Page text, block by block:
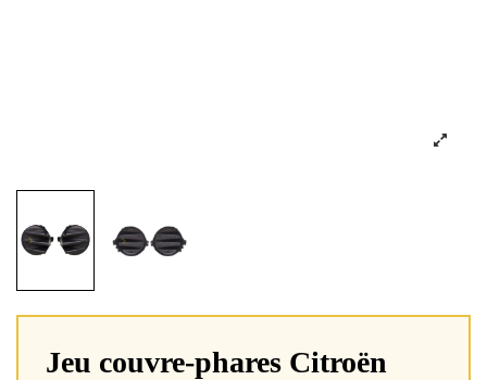
Jeu couvre-phares Citroën